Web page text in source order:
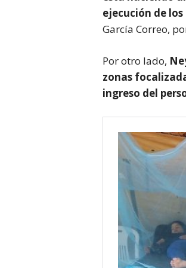
ejecución de los
García Correo,
Por otro lado,
zonas
ingreso del